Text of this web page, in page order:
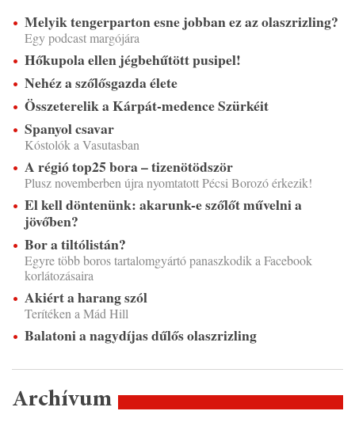
Melyik tengerparton esne jobban ez az olaszrizling?
Egy podcast margójára
Hőkupola ellen jégbehűtött pusipel!
Nehéz a szőlősgazda élete
Összeterelik a Kárpát-medence Szürkéit
Spanyol csavar
Kóstolók a Vasutasban
A régió top25 bora – tizenötödször
Plusz novemberben újra nyomtatott Pécsi Borozó érkezik!
El kell döntenünk: akarunk-e szőlőt művelni a
jövőben?
Bor a tiltólistán?
Egyre több boros tartalomgyártó panaszkodik a Facebook
korlátozásaira
Akiért a harang szól
Terítéken a Mád Hill
Balatoni a nagydíjas dűlős olaszrizling
Archívum